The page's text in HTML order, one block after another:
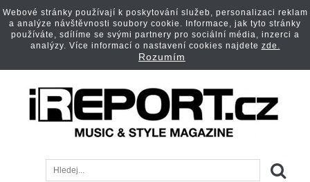
Webové stránky používají k poskytování služeb, personalizaci reklam
a analýze návštěvnosti soubory cookie. Informace, jak tyto stránky
používáte, sdílíme se svými partnery pro sociální média, inzerci a
analýzy. Více informací o nastavení cookies najdete zde.
Rozumím